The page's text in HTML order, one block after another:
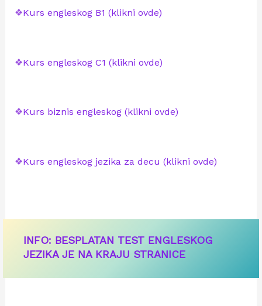
❖Kurs engleskog B1 (klikni ovde)
❖Kurs engleskog C1 (klikni ovde)
❖Kurs biznis engleskog (klikni ovde)
❖Kurs engleskog jezika za decu (klikni ovde)
INFO: BESPLATAN TEST ENGLESKOG
JEZIKA JE NA KRAJU STRANICE